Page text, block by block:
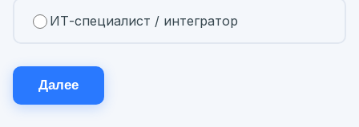
ИТ-специалист / интегратор
Далее